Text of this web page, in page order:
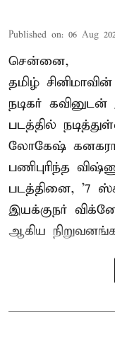
Published on: 06 Aug
சென்னை,
தமிழ்
நடிகர்
படத்தில்
லோகேஷ்
பணிபுரிந்த
படத்தினை, '7
இயக்குநர்
ஆகிய